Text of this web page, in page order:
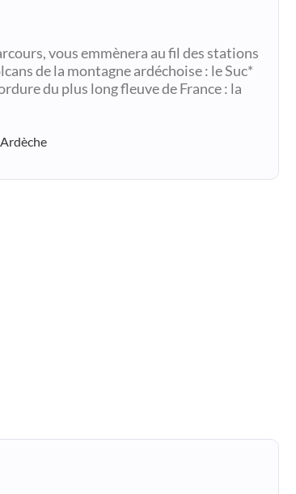
vous emmènera au fil des stations
de la montagne ardéchoise : le Suc*
du plus long fleuve de France : la